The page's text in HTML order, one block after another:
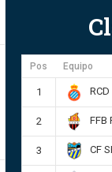
Pos Equipo
1
2 FFB
3 CF